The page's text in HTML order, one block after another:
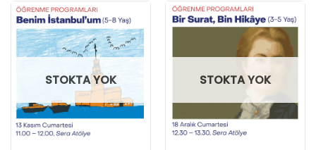
STOKTA YOK STOKTA YOK